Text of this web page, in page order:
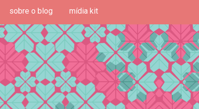
sobre o blog mídia kit